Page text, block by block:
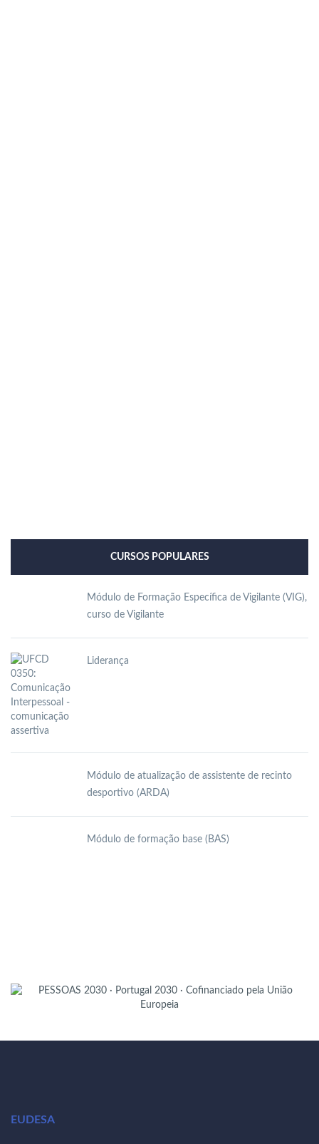
CURSOS POPULARES
Módulo de Formação Específica de Vigilante (VIG),
curso de Vigilante
Liderança
Módulo de atualização de assistente de recinto
desportivo (ARDA)
Módulo de formação base (BAS)
EUDESA